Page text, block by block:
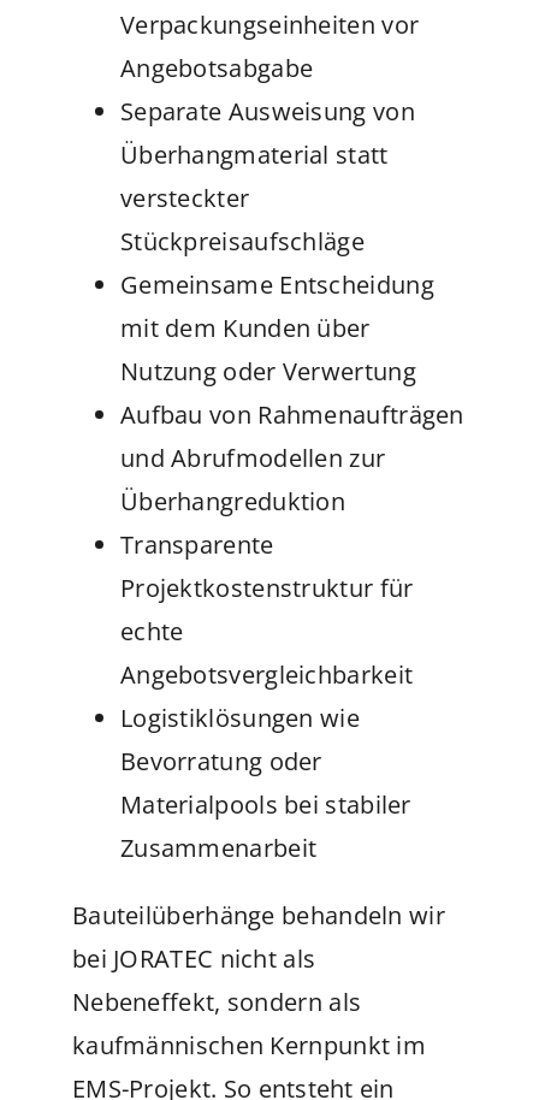
Verpackungseinheiten vor
Angebotsabgabe
Separate Ausweisung von
Überhangmaterial statt
versteckter
Stückpreisaufschläge
Gemeinsame Entscheidung
mit dem Kunden über
Nutzung oder Verwertung
Aufbau von Rahmenaufträgen
und Abrufmodellen zur
Überhangreduktion
Transparente
Projektkostenstruktur für
echte
Angebotsvergleichbarkeit
Logistiklösungen wie
Bevorratung oder
Materialpools bei stabiler
Zusammenarbeit
Bauteilüberhänge behandeln wir
bei JORATEC nicht als
Nebeneffekt, sondern als
kaufmännischen Kernpunkt im
EMS-Projekt. So entsteht ein